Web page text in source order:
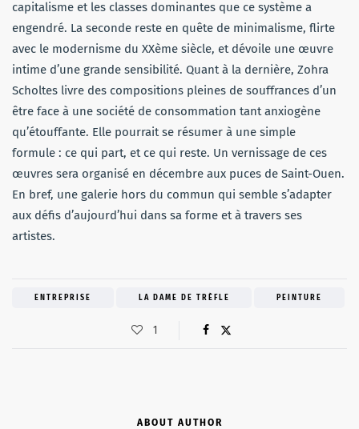
capitalisme et les classes dominantes que ce système a
engendré. La seconde reste en quête de minimalisme, flirte
avec le modernisme du XXème siècle, et dévoile une œuvre
intime d’une grande sensibilité. Quant à la dernière, Zohra
Scholtes livre des compositions pleines de souffrances d’un
être face à une société de consommation tant anxiogène
qu’étouffante. Elle pourrait se résumer à une simple
formule : ce qui part, et ce qui reste. Un vernissage de ces
œuvres sera organisé en décembre aux puces de Saint-Ouen.
En bref, une galerie hors du commun qui semble s’adapter
aux défis d’aujourd’hui dans sa forme et à travers ses
artistes.
ENTREPRISE LA DAME DE TRÈFLE PEINTURE
1
ABOUT AUTHOR